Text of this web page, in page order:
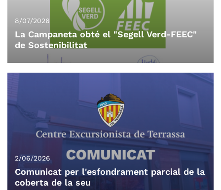
8/07/2026
La Campaneta obté el "Segell Verd-FEEC"
de Sostenibilitat
2/06/2026
Comunicat per l'esfondrament parcial de la
coberta de la seu